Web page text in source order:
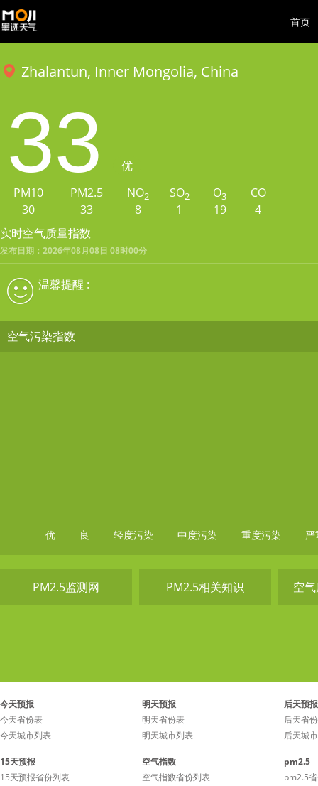
首页
Zhalantun, Inner Mongolia, China
33
优
PM10
30
PM2.5
33
NO2
8
SO2
1
O3
19
CO
4
实时空气质量指数
发布日期：2026年08月08日 08时00分
温馨提醒 :
空气污染指数
优 良 轻度污染 中度污染 重度污染 严
PM2.5监测网 PM2.5相关知识 空
今天预报
今天省份表
今天城市列表
明天预报
明天省份表
明天城市列表
后天预报
后天省
后天城
15天预报
15天预报省份列表
空气指数
空气指数省份列表
pm2.5
pm2.5